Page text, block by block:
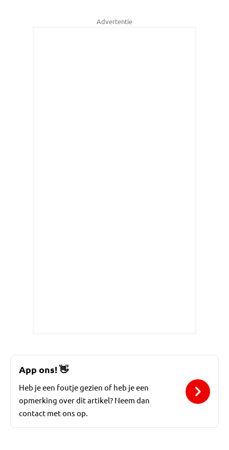
Advertentie
App ons!👋
Heb je een foutje gezien of heb je een
opmerking over dit artikel? Neem dan
contact met ons op.